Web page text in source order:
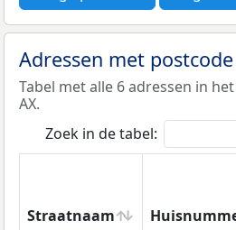
Adressen met postcode
Tabel met alle 6 adressen in
AX.
Zoek in de tabel:
Straatnaam